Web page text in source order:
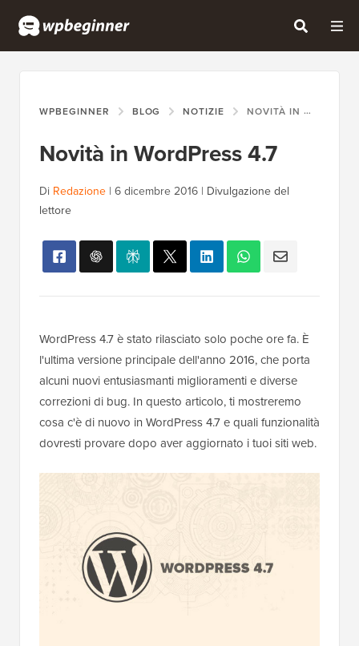
WPBEGINNER BLOG NOTIZIE NOVITÀ IN WORDPRESS 4.7
Novità in WordPress 4.7
Di Redazione | 6 dicembre 2016 | Divulgazione del
lettore
WordPress 4.7 è stato rilasciato solo poche ore fa. È
l'ultima versione principale dell'anno 2016, che porta
alcuni nuovi entusiasmanti miglioramenti e diverse
correzioni di bug. In questo articolo, ti mostreremo
cosa c'è di nuovo in WordPress 4.7 e quali funzionalità
dovresti provare dopo aver aggiornato i tuoi siti web.